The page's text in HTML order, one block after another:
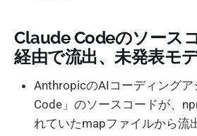
Claude Codeのソース
経由で流出、未発表モ
AnthropicのAIコーディングア
Code」のソースコードが、
れていたmapファイルから流